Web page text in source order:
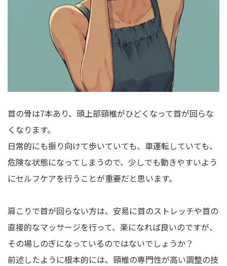
首の骨は7本あり、頭上部頸椎がひどくなって首が回らな
くなります。
日常的にも振り向けて歩いていても、車運転していても、
危険な状態になってしまうので、少しでも動きやすいよう
にセルフケアを行うことが重要だと思います。
肩こりで首が回らない方は、安易に首のストレッチや首の
直接的なマッサージを行って、楽になれば良いのですが、
その場しのぎになっているのではないでしょうか？
前述したように根本的には、頸椎の専門性が高い調整の技